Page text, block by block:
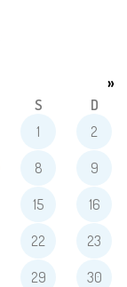
»
S
D
1
2
8 9
15 16
22 23
29 30